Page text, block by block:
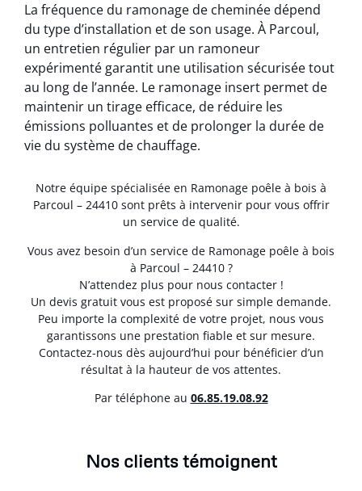
La fréquence du ramonage de cheminée dépend
du type d’installation et de son usage. À Parcoul,
un entretien régulier par un ramoneur
expérimenté garantit une utilisation sécurisée tout
au long de l’année. Le ramonage insert permet de
maintenir un tirage efficace, de réduire les
émissions polluantes et de prolonger la durée de
vie du système de chauffage.
Notre équipe spécialisée en Ramonage poêle à bois à
Parcoul – 24410 sont prêts à intervenir pour vous offrir
un service de qualité.
Vous avez besoin d’un service de Ramonage poêle à bois
à Parcoul – 24410 ?
N’attendez plus pour nous contacter !
Un devis gratuit vous est proposé sur simple demande.
Peu importe la complexité de votre projet, nous vous
garantissons une prestation fiable et sur mesure.
Contactez-nous dès aujourd’hui pour bénéficier d’un
résultat à la hauteur de vos attentes.
Par téléphone au 06.85.19.08.92
Nos clients témoignent